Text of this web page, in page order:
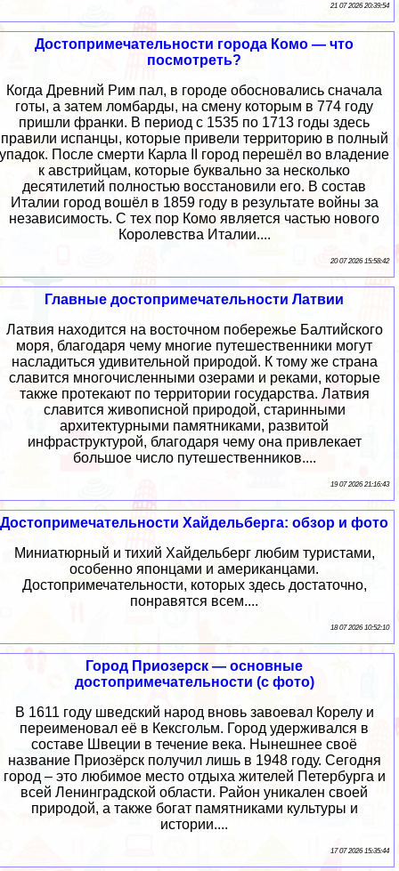
21 07 2026 20:39:54
Достопримечательности города Комо — что
посмотреть?
Когда Древний Рим пал, в городе обосновались сначала
готы, а затем ломбарды, на смену которым в 774 году
пришли франки. В период с 1535 по 1713 годы здесь
правили испанцы, которые привели территорию в полный
упадок. После смерти Карла II город перешёл во владение
к австрийцам, которые буквально за несколько
десятилетий полностью восстановили его. В состав
Италии город вошёл в 1859 году в результате войны за
независимость. С тех пор Комо является частью нового
Королевства Италии....
20 07 2026 15:58:42
Главные достопримечательности Латвии
Латвия находится на восточном побережье Балтийского
моря, благодаря чему многие путешественники могут
насладиться удивительной природой. К тому же страна
славится многочисленными озерами и реками, которые
также протекают по территории государства. Латвия
славится живописной природой, старинными
архитектурными памятниками, развитой
инфраструктурой, благодаря чему она привлекает
большое число путешественников....
19 07 2026 21:16:43
Достопримечательности Хайдельберга: обзор и фото
Миниатюрный и тихий Хайдельберг любим туристами,
особенно японцами и американцами.
Достопримечательности, которых здесь достаточно,
понравятся всем....
18 07 2026 10:52:10
Город Приозерск — основные
достопримечательности (с фото)
В 1611 году шведский народ вновь завоевал Корелу и
переименовал её в Кексгольм. Город удерживался в
составе Швеции в течение века. Нынешнее своё
название Приозёрск получил лишь в 1948 году. Сегодня
город – это любимое место отдыха жителей Петербурга и
всей Ленинградской области. Район уникален своей
природой, а также богат памятниками культуры и
истории....
17 07 2026 15:35:44